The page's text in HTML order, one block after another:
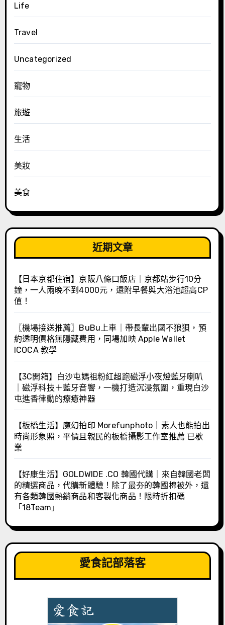
Life
Travel
Uncategorized
寵物
旅遊
生活
美妝
美食
近期文章
【日本京都住宿】京阪八條口飯店｜京都站步行10分
鐘，一人兩晚不到4000元，還附早餐與大浴池超高CP
值！
〖機場接送推薦〗BuBu上車｜帶長輩出國不狼狽，預
約透明價格無隱藏費用，同場加映 Apple Wallet
ICOCA 教學
【3C開箱】白沙屯媽祖粉紅超跑磁浮小夜燈藍牙喇叭
｜磁浮科技＋藍牙音響，一機打造沉浸氛圍，重現白沙
屯進香律動的療癒神器
【板橋生活】魔幻拍印 Morefunphoto｜素人也能拍出
時尚形象照，平價且親民的板橋攝影工作室推薦 已歇
業
【好康生活】GOLDWIDE .CO 韓國代購｜來自韓國老闆
的精選商品，代購新體驗！除了最夯的韓國棉被外，還
有各類韓國熱銷商品和客製化商品！限時折扣碼
「18Team」
愛食記部落客